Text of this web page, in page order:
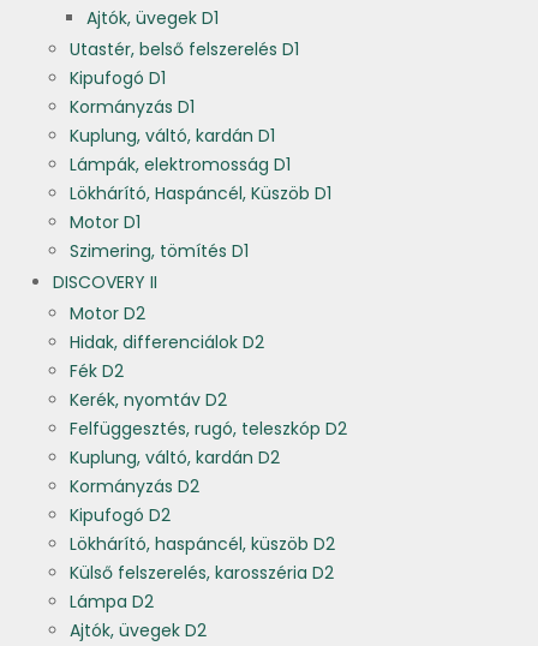
Ajtók, üvegek D1
Utastér, belső felszerelés D1
Kipufogó D1
Kormányzás D1
Kuplung, váltó, kardán D1
Lámpák, elektromosság D1
Lökhárító, Haspáncél, Küszöb D1
Motor D1
Szimering, tömítés D1
DISCOVERY II
Motor D2
Hidak, differenciálok D2
Fék D2
Kerék, nyomtáv D2
Felfüggesztés, rugó, teleszkóp D2
Kuplung, váltó, kardán D2
Kormányzás D2
Kipufogó D2
Lökhárító, haspáncél, küszöb D2
Külső felszerelés, karosszéria D2
Lámpa D2
Ajtók, üvegek D2